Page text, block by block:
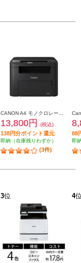
13,800円 (税込)
138円分ポイント還元
即納（在庫残りわずか）
(3件)
88
即
3位 4